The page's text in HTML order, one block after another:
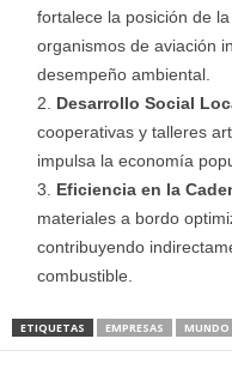
fortalece la posición de
organismos de aviación
desempeño ambiental.
Desarrollo Social
cooperativas y talleres
impulsa la economía
Eficiencia en la
materiales a bordo
contribuyendo
combustible.
ETIQUETAS EMPRESAS MUNDO